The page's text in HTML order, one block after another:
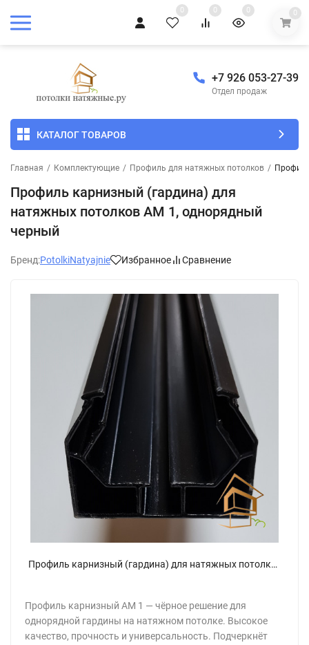
0 0 0 0
+7 926 053-27-39
Отдел продаж
КАТАЛОГ ТОВАРОВ
Главная / Комплектующие / Профиль для натяжных потолков /
Профиль карнизный (гардина) для
натяжных потолков АМ 1, однорядный
черный
Бренд:PotolkiNatyajnie Избранное Сравнение
Профиль карнизный (гардина) для натяжных потолков АМ 1, однорядный черный
Профиль карнизный АМ 1 — чёрное решение для
однорядной гардины на натяжном потолке. Высокое
качество, прочность и универсальность. Подчеркнёт